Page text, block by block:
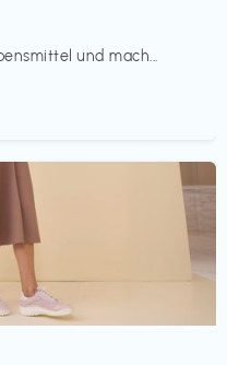
und mach...